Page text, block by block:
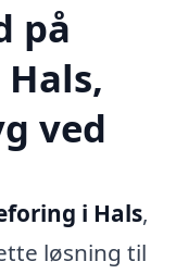
på
ved
i Hals,
løsning til